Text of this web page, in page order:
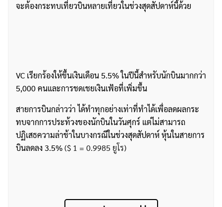
จะต้องกระทบเที่ยวบินหลายเที่ยวในช่วงสุดสัปดาห์นี้ด้วย
VC เรียกร้องให้ขึ้นเงินเดือน 5.5% ในปีนี้สำหรับนักบินมากกว่า
5,000 คนและการชดเชยเงินเฟ้อที่เพิ่มขึ้น
สายการบินกล่าวว่า ได้ทำทุกอย่างเท่าที่ทำได้เพื่อลดผลกระ
ทบจากการประท้วงของนักบินในวันศุกร์ แต่ไม่สามารถ
ปฏิเสธความล่าช้าในบางกรณีในช่วงสุดสัปดาห์ หุ้นในสายการ
บินลดลง 3.5%($ 1 = 0.9985 ยูโร)